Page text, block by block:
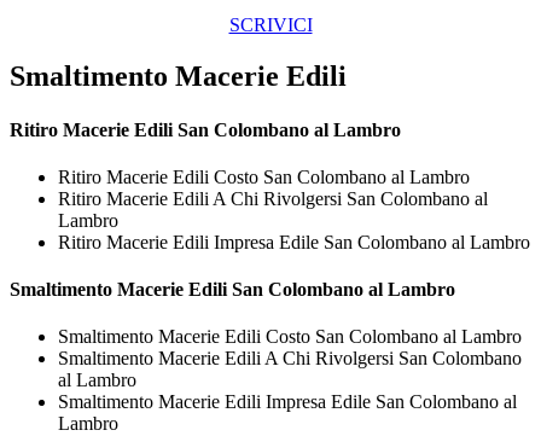
SCRIVICI
Smaltimento Macerie Edili
Ritiro Macerie Edili San Colombano al Lambro
Ritiro Macerie Edili Costo San Colombano al Lambro
Ritiro Macerie Edili A Chi Rivolgersi San Colombano al
Lambro
Ritiro Macerie Edili Impresa Edile San Colombano al Lambro
Smaltimento Macerie Edili San Colombano al Lambro
Smaltimento Macerie Edili Costo San Colombano al Lambro
Smaltimento Macerie Edili A Chi Rivolgersi San Colombano
al Lambro
Smaltimento Macerie Edili Impresa Edile San Colombano al
Lambro